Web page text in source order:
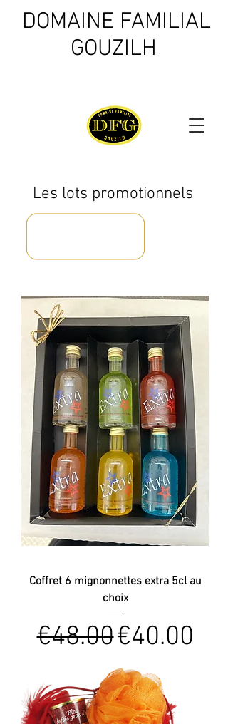
DOMAINE FAMILIAL
GOUZILH
Les lots promotionnels
Coffret 6 mignonnettes extra 5cl au
choix
Regular Price
€48.00Sale Price
€40.00